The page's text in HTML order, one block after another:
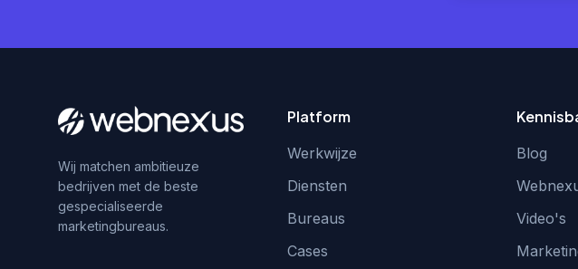
Wij matchen ambitieuze
bedrijven met de beste
gespecialiseerde
marketingbureaus.
Platform
Werkwijze
Diensten
Bureaus
Cases
Blog
Video's